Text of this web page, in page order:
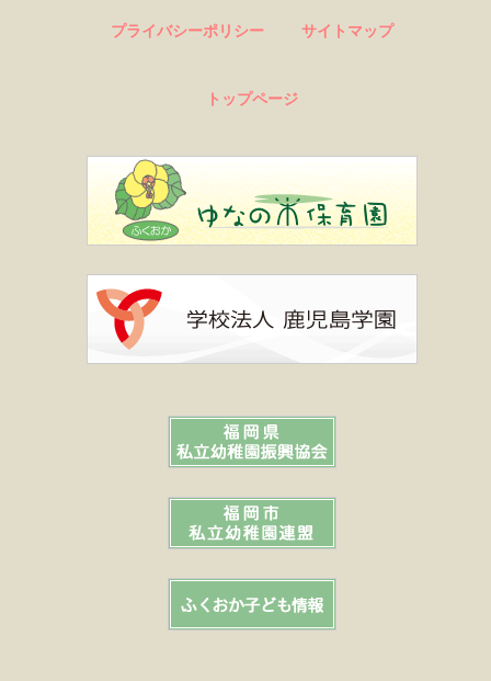
プライバシーポリシー サイトマップ
トップページ